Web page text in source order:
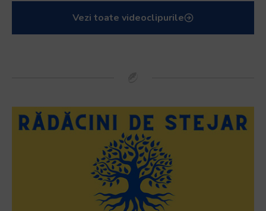
Vezi toate videoclipurile